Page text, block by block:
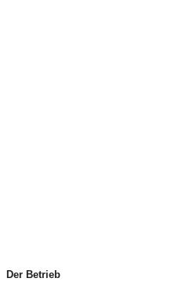
Der Betrieb